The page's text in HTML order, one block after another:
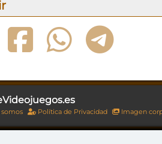
Política de Privacidad Imagen